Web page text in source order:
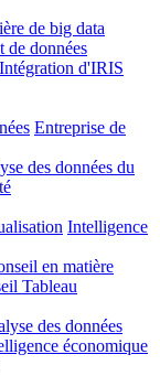
de big data
de données
Intégration d'IRIS
Entreprise de
des données du
Intelligence
en matière
Tableau
des données
économique